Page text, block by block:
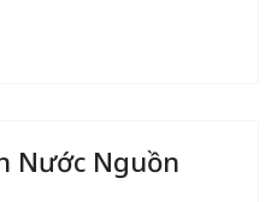
Nước Nguồn